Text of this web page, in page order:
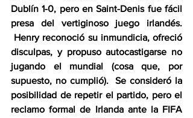
Dublín 1-0, pero en Saint-Denis fue fácil
presa del vertiginoso juego irlandés.
Henry reconoció su inmundicia, ofreció
disculpas, y propuso autocastigarse no
jugando el mundial (cosa que, por
supuesto, no cumplió).  Se consideró la
posibilidad de repetir el partido, pero el
reclamo formal de Irlanda ante la FIFA